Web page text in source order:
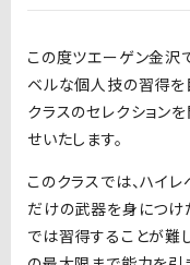
この度ツエーゲン金沢
ベルな個人技の習得
クラスのセレクション
せいたします。
このクラスでは、ハイ
だけの武器を身につけ
では習得することが難